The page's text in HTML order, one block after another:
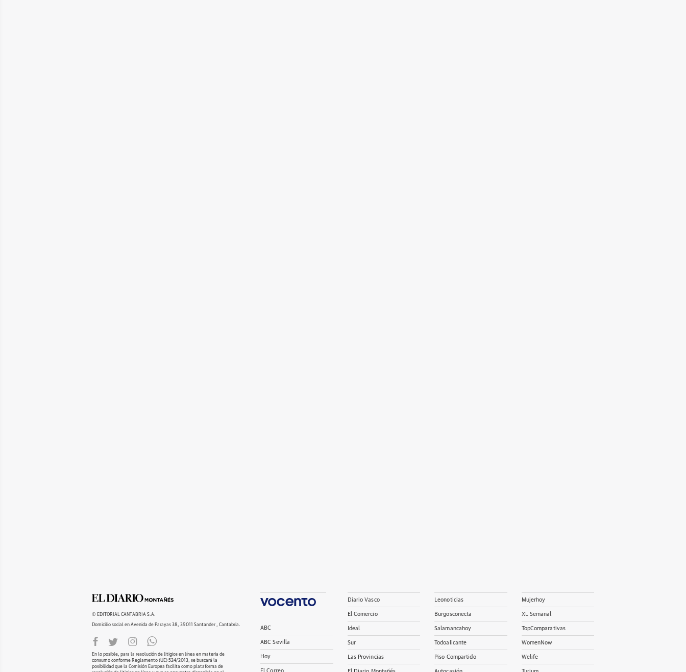
© EDITORIAL CANTABRIA S.A.
Domicilio social en Avenida de Parayas 38, 39011 Santander , Cantabria.
En lo posible, para la resolución de litigios en línea en materia de
consumo conforme Reglamento (UE) 524/2013, se buscará la
posibilidad que la Comisión Europea facilita como plataforma de
ABC
ABC Sevilla
Hoy
El Correo
Diario Vasco
El Comercio
Ideal
Sur
Las Provincias
Leonoticias
Burgosconecta
Salamancahoy
Todoalicante
Piso Compartido
Mujerhoy
XL Semanal
TopComparativas
WomenNow
Welife